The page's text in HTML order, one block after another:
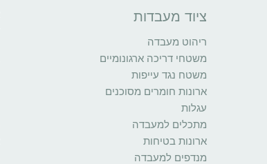
ציוד מעבדות
ריהוט מעבדה
משטחי דריכה ארגונומיים
משטח נגד עייפות
ארונות חומרים מסוכנים
עגלות
מתכלים למעבדה
ארונות בטיחות
מנדפים למעבדה